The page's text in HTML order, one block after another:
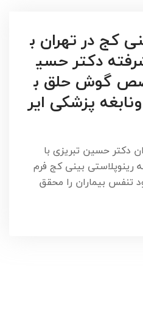
کج در تهران ب
دکتر حسی
گوش حلق ب
پزشکی ایر
دکتر حسین تبریزی با
رینوپلاستی بینی کج فرم
تنفس بیماران را محقق